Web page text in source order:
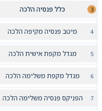
כלל פנסיה הלכה
מיטב פנסיה מקיפה הלכה
מגדל מקפת אישית הלכה
מגדל מקפת משלימה הלכה
הפניקס פנסיה משלימה הלכה